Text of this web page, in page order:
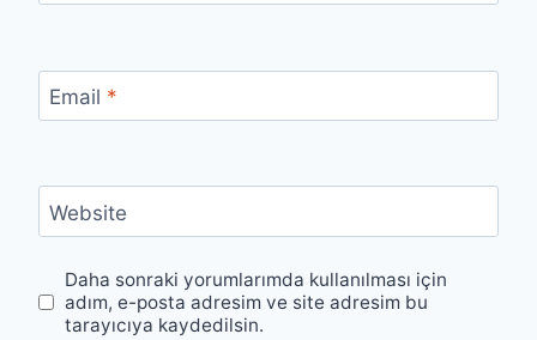
Email *
Website
Daha sonraki yorumlarımda kullanılması için
adım, e-posta adresim ve site adresim bu
tarayıcıya kaydedilsin.